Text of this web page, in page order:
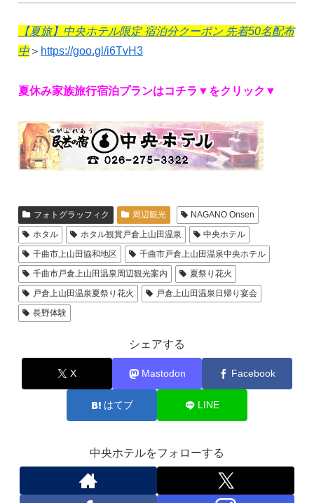
【夏旅】中央ホテル限定 宿泊分クーポン 先着50名配布
中＞ https://goo.gl/i6TvH3
夏休み家族旅行宿泊プランはコチラ▼をクリック▼
フォトグラッフィク 周辺観光
NAGANO Onsen
ホタル
ホタル観賞戸倉上山田温泉
中央ホテル
千曲市上山田協和地区
千曲市戸倉上山田温泉中央ホテル
千曲市戸倉上山田温泉周辺観光案内
夏祭り花火
戸倉上山田温泉夏祭り花火
戸倉上山田温泉日帰り宴会
長野体験
シェアする
X Mastodon Facebook
はてブ LINE
中央ホテルをフォローする